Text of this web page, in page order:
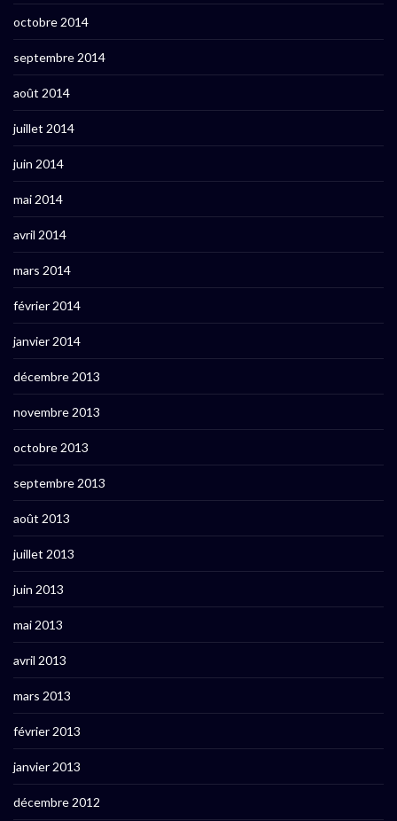
octobre 2014
septembre 2014
août 2014
juillet 2014
juin 2014
mai 2014
avril 2014
mars 2014
février 2014
janvier 2014
décembre 2013
novembre 2013
octobre 2013
septembre 2013
août 2013
juillet 2013
juin 2013
mai 2013
avril 2013
mars 2013
février 2013
janvier 2013
décembre 2012